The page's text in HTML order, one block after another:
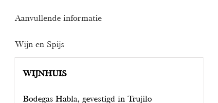
Aanvullende informatie
Wijn en Spijs
WIJNHUIS
Bodegas Habla, gevestigd in Trujilo